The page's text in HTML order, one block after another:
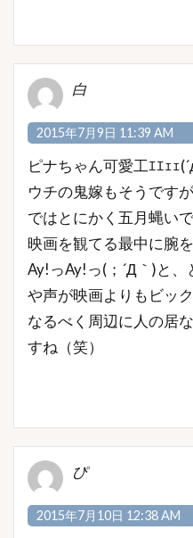
白
2015年7月9日 11:39 AM
ピナちゃん可愛工ｴｴｪｪ
ウチの鬼嫁もそうです
ではとにかく五月蝿いで
映画を観てる最中に腕
Ay!っAy!っ(；´Д｀)と
や声が映画よりもビッ
なるべく周辺に人の居
すね（笑）
ぴ
2015年7月10日 12:38 AM